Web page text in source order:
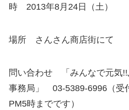
時 2013年8月24日（土）
場所 さんさん商店街にて
問い合わせ 「みんなで元気!!
事務局」 03-5389-6996（受
PM5時までです）